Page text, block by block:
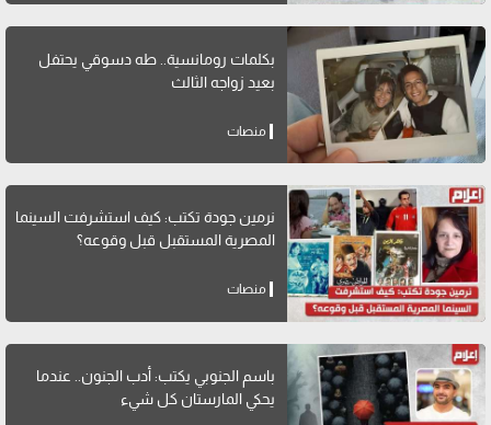
بكلمات رومانسية.. طه دسوقي يحتفل
بعيد زواجه الثالث
منصات
نرمين جودة تكتب: كيف استشرفت السينما
المصرية المستقبل قبل وقوعه؟
منصات
باسم الجنوبي يكتب: أدب الجنون.. عندما
يحكي المارستان كل شيء